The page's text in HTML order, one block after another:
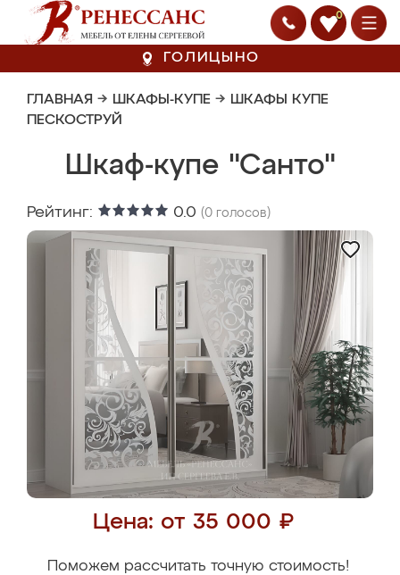
0
ГОЛИЦЫНО
ГЛАВНАЯ → ШКАФЫ-КУПЕ → ШКАФЫ КУПЕ
ПЕСКОСТРУЙ
Шкаф-купе "Санто"
Рейтинг: 0.0 (0 голосов)
Цена: от 35 000 ₽
Поможем рассчитать точную стоимость!